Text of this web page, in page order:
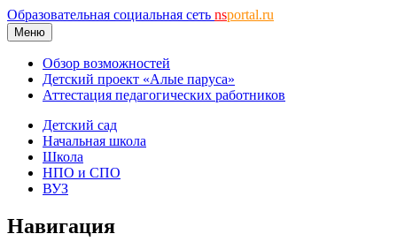
Образовательная социальная сеть nsportal.ru
Меню
Обзор возможностей
Детский проект «Алые паруса»
Аттестация педагогических работников
Детский сад
Начальная школа
Школа
НПО и СПО
ВУЗ
Навигация